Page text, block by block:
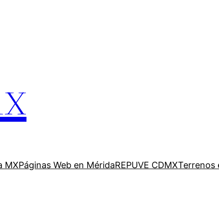
MXPáginas Web en MéridaREPUVE CDMXTerrenos